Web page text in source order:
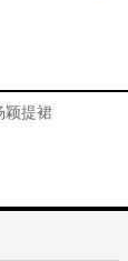
颖提裙